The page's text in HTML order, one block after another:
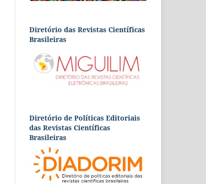
Diretório das Revistas Científicas
Brasileiras
Diretório de Políticas Editoriais
das Revistas Científicas
Brasileiras